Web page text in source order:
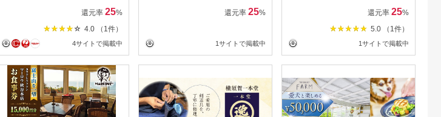
【東京九州フェリー株式会
[AKGT004]
還元率 25%
4.0 （1件）
4サイトで掲載中
還元率 25%
1サイトで掲載中
還元率 25%
5.0 （1件）
1サイトで掲載中